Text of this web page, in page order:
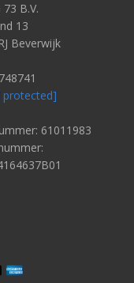
B.V.
13
Beverwijk
protected]
61011983